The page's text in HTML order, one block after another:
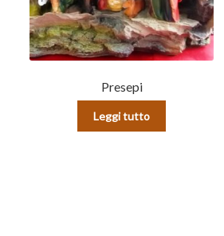
Presepi
Leggi tutto